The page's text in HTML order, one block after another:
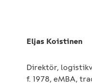
Eljas Koistinen
Direktör,
f. 1978, eMBA,